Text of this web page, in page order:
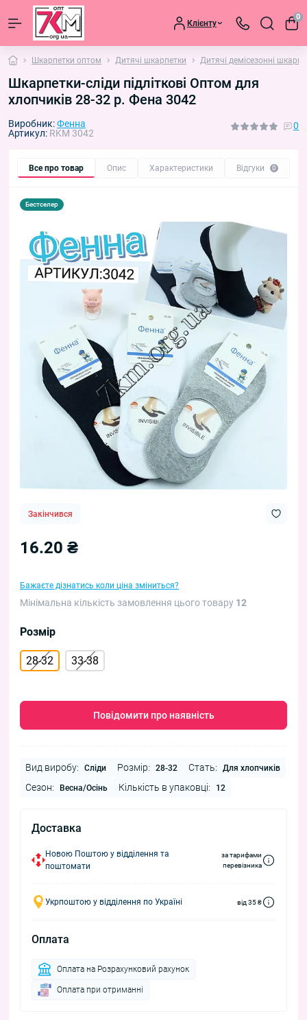
Клієнту
0
Шкарпетки оптом Дитячі шкарпетки Дитячі демісезонні
Шкарпетки-сліди підліткові Оптом для
хлопчиків 28-32 р. Фена 3042
Виробник:Фенна
Артикул: RKM 3042
0
Все про товар Опис Характеристики Відгуки 0
Бестселер
Закінчився
16.20 ₴
Бажаєте дізнатись коли ціна зміниться?
Мінімальна кількість замовлення цього товару 12
Розмір
28-32 33-38
Повідомити про наявність
Вид виробу: Сліди Розмір: 28-32 Стать: Для хлопчиків
Сезон: Весна/Осінь Кількість в упаковці: 12
Доставка
Новою Поштою у відділення та
поштомати
за тарифами
перевізника
Укрпоштою у відділення по Україні від 35 ₴
Оплата
Оплата на Розрахунковий рахунок
Оплата при отриманні